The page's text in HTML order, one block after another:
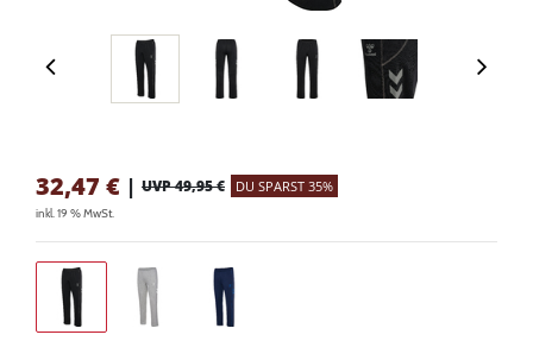
32,47 € | UVP 49,95 € DU SPARST 35%
inkl. 19 % MwSt.